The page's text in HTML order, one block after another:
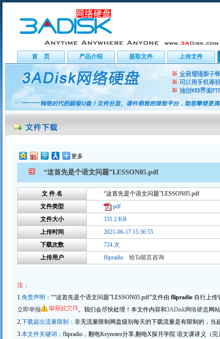
首 页 产品介绍 提取文件 上传文件
更多
“这首先是个语文问题”LESSON05.pdf
文 件 名
“这首先是个语文问题”LESSON05.pdf
文件类型
pdf
文件大小
331.2 KB
上传时间
2021-06-17 15:36:55
下载次数
724 次
上传用户
flipradio给Ta留言咨询
注：
1.免责声明：““这首先是个语文问题”LESSON05.pdf”文件由flipradio 自行上传
立即举报
。我们会尽快处理！本文件内容和3ADisk网络硬盘 网
2.下载超出流量限制：非无流量限制网盘级别每天的下载流量是有限制的，
3.本文件关键词：flipradio，翻电Keynotes分享,翻电X探月学院 语文课讲义（